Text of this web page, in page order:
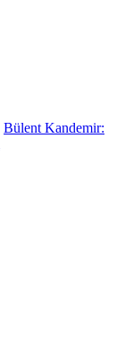
Bülent Kandemir: